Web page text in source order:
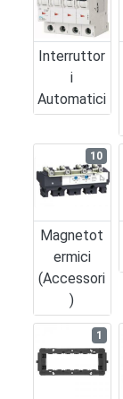
Interruttor
I
Automatici
Magnetot
Ermici
(accessori
)
10
1